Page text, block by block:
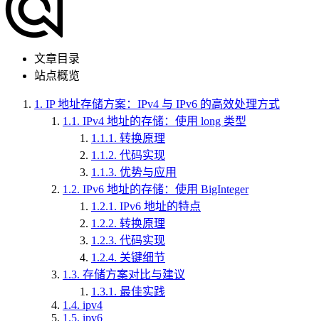
文章目录
站点概览
1. IP 地址存储方案：IPv4 与 IPv6 的高效处理方式
1.1. IPv4 地址的存储：使用 long 类型
1.1.1. 转换原理
1.1.2. 代码实现
1.1.3. 优势与应用
1.2. IPv6 地址的存储：使用 BigInteger
1.2.1. IPv6 地址的特点
1.2.2. 转换原理
1.2.3. 代码实现
1.2.4. 关键细节
1.3. 存储方案对比与建议
1.3.1. 最佳实践
1.4. ipv4
1.5. ipv6